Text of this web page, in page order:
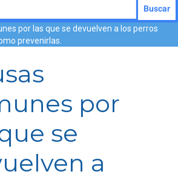
Buscar
por las que se devuelven a los perros
prevenirlas.
por
se
a